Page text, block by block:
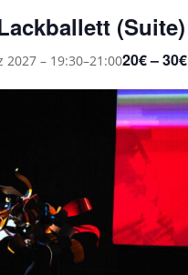
(Suite)
2027 – 19:30–21:0020€ – 30€